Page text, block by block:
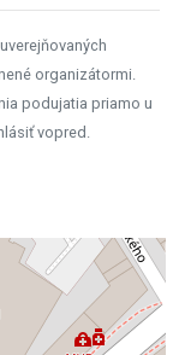
organizátormi.
podujatia priamo u
vopred.